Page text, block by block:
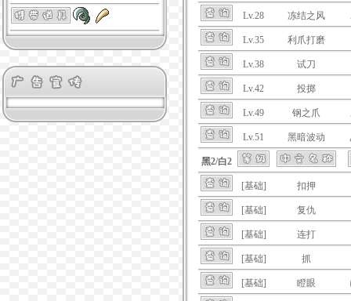
Lv.28 冻结之风
Lv.35 利爪打磨
Lv.38 试刀
Lv.42 投掷
Lv.49 钢之爪
Lv.51 黑暗波动
黑2/白2
[基础] 扣押
[基础] 复仇
[基础] 连打
[基础] 抓
[基础] 瞪眼